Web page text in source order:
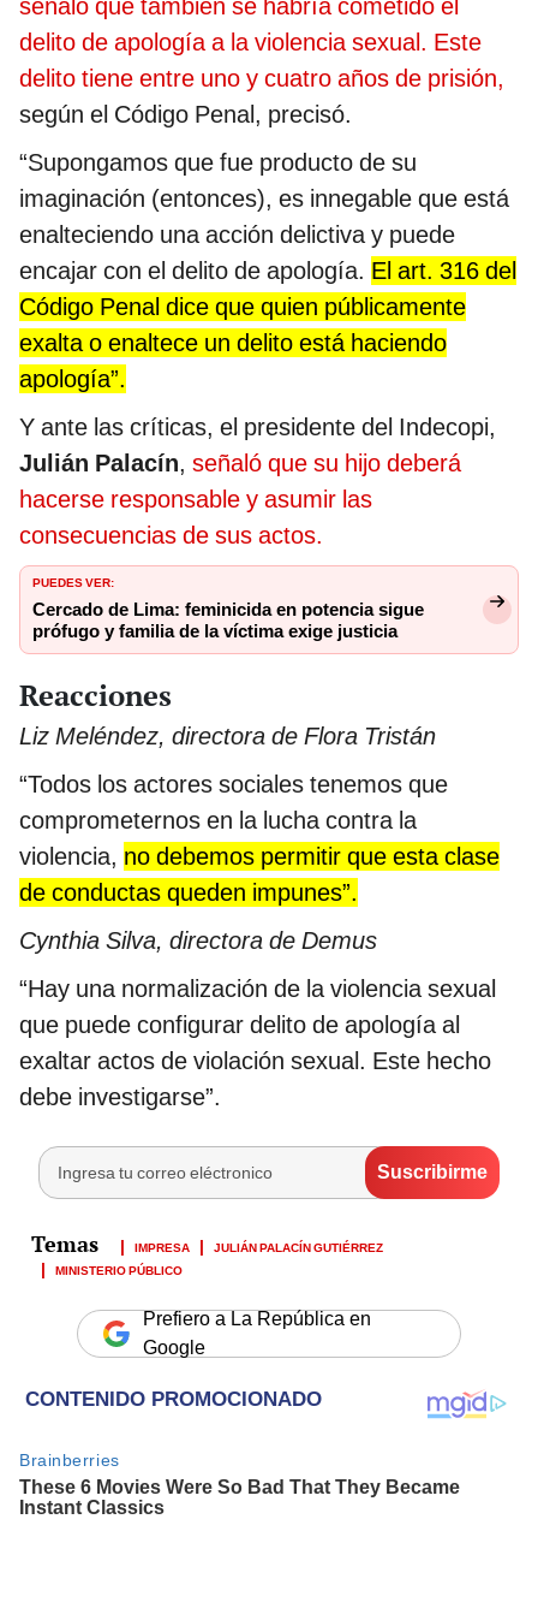
delito de apología a la violencia sexual. Este
delito tiene entre uno y cuatro años de prisión,
según el Código Penal, precisó.
“Supongamos que fue producto de su
imaginación (entonces), es innegable que está
enalteciendo una acción delictiva y puede
encajar con el delito de apología. El art. 316 del
Código Penal dice que quien públicamente
exalta o enaltece un delito está haciendo
apología”.
Y ante las críticas, el presidente del Indecopi,
Julián Palacín, señaló que su hijo deberá
hacerse responsable y asumir las
consecuencias de sus actos.
PUEDES VER:
Cercado de Lima: feminicida en potencia sigue
prófugo y familia de la víctima exige justicia
Reacciones
Liz Meléndez, directora de Flora Tristán
“Todos los actores sociales tenemos que
comprometernos en la lucha contra la
violencia, no debemos permitir que esta clase
de conductas queden impunes”.
Cynthia Silva, directora de Demus
“Hay una normalización de la violencia sexual
que puede configurar delito de apología al
exaltar actos de violación sexual. Este hecho
debe investigarse”.
IMPRESA
JULIÁN PALACÍN GUTIÉRREZ
MINISTERIO PÚBLICO
Prefiero a La República en
Google